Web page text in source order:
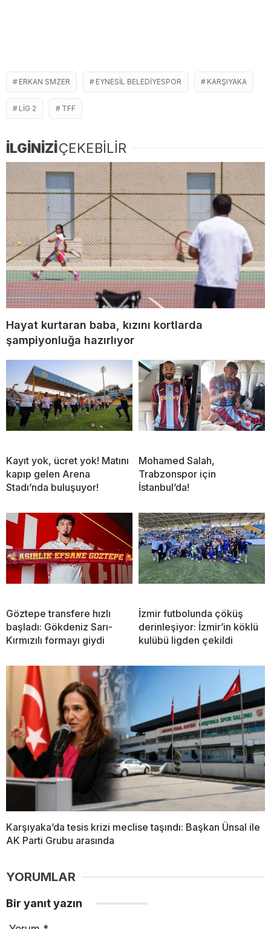
ERKAN SMZER EYNESIL BELEDIYESPOR KARŞIYAKA
LIG 2 TFF
İLGİNİZİÇEKEBİLİR
Hayat kurtaran baba, kızını kortlarda
şampiyonluğa hazırlıyor
Kayıt yok, ücret yok! Matını
kapıp gelen Arena
Stadı’nda buluşuyor!
Mohamed Salah,
Trabzonspor için
İstanbul’da!
Göztepe transfere hızlı
başladı: Gökdeniz Sarı-
Kırmızılı formayı giydi
İzmir futbolunda çöküş
derinleşiyor: İzmir’in köklü
kulübü ligden çekildi
Karşıyaka’da tesis krizi meclise taşındı: Başkan Ünsal ile
AK Parti Grubu arasında
YORUMLAR
Bir yanıt yazın